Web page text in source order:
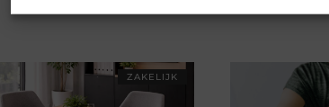
ZAKELIJK